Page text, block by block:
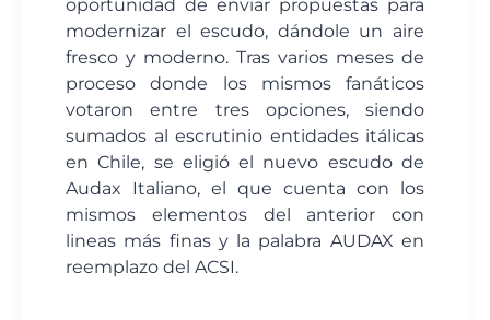
oportunidad de enviar propuestas para
modernizar el escudo, dándole un aire
fresco y moderno. Tras varios meses de
proceso donde los mismos fanáticos
votaron entre tres opciones, siendo
sumados al escrutinio entidades itálicas
en Chile, se eligió el nuevo escudo de
Audax Italiano, el que cuenta con los
mismos elementos del anterior con
lineas más finas y la palabra AUDAX en
reemplazo del ACSI.